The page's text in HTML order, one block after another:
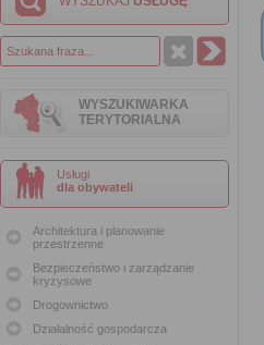
WYSZUKIWARKA
TERYTORIALNA
Usługi
dla obywateli
Architektura i planowanie
przestrzenne
Bezpieczeństwo i zarządzanie
kryzysowe
Drogownictwo
Działalność gospodarcza